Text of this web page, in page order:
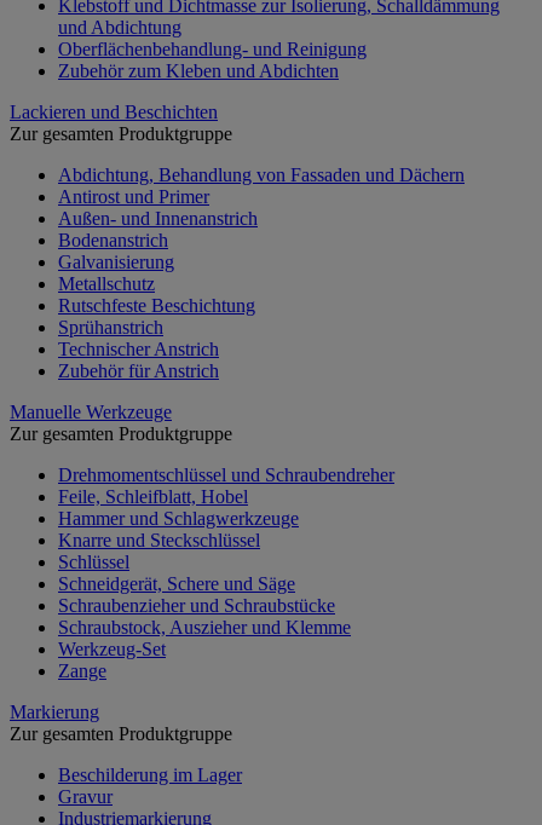
Klebstoff und Dichtmasse zur Isolierung, Schalldämmung
und Abdichtung
Oberflächenbehandlung- und Reinigung
Zubehör zum Kleben und Abdichten
Lackieren und Beschichten
Zur gesamten Produktgruppe
Abdichtung, Behandlung von Fassaden und Dächern
Antirost und Primer
Außen- und Innenanstrich
Bodenanstrich
Galvanisierung
Metallschutz
Rutschfeste Beschichtung
Sprühanstrich
Technischer Anstrich
Zubehör für Anstrich
Manuelle Werkzeuge
Zur gesamten Produktgruppe
Drehmomentschlüssel und Schraubendreher
Feile, Schleifblatt, Hobel
Hammer und Schlagwerkzeuge
Knarre und Steckschlüssel
Schlüssel
Schneidgerät, Schere und Säge
Schraubenzieher und Schraubstücke
Schraubstock, Auszieher und Klemme
Werkzeug-Set
Zange
Markierung
Zur gesamten Produktgruppe
Beschilderung im Lager
Gravur
Industriemarkierung